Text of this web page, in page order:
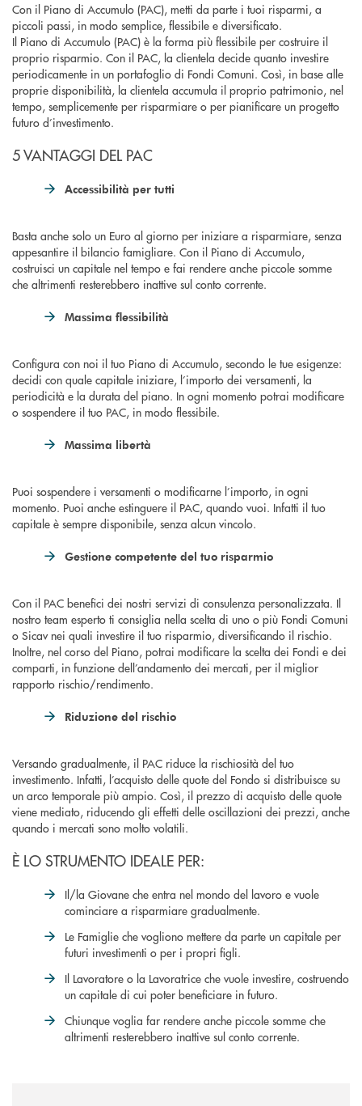
Con il Piano di Accumulo (PAC), metti da parte i tuoi risparmi, a
piccoli passi, in modo semplice, flessibile e diversificato.
Il Piano di Accumulo (PAC) è la forma più flessibile per costruire il
proprio risparmio. Con il PAC, la clientela decide quanto investire
periodicamente in un portafoglio di Fondi Comuni. Così, in base alle
proprie disponibilità, la clientela accumula il proprio patrimonio, nel
tempo, semplicemente per risparmiare o per pianificare un progetto
futuro d’investimento.
5 VANTAGGI DEL PAC
Accessibilità per tutti
Basta anche solo un Euro al giorno per iniziare a risparmiare, senza
appesantire il bilancio famigliare. Con il Piano di Accumulo,
costruisci un capitale nel tempo e fai rendere anche piccole somme
che altrimenti resterebbero inattive sul conto corrente.
Massima flessibilità
Configura con noi il tuo Piano di Accumulo, secondo le tue esigenze:
decidi con quale capitale iniziare, l’importo dei versamenti, la
periodicità e la durata del piano. In ogni momento potrai modificare
o sospendere il tuo PAC, in modo flessibile.
Massima libertà
Puoi sospendere i versamenti o modificarne l’importo, in ogni
momento. Puoi anche estinguere il PAC, quando vuoi. Infatti il tuo
capitale è sempre disponibile, senza alcun vincolo.
Gestione competente del tuo risparmio
Con il PAC benefici dei nostri servizi di consulenza personalizzata. Il
nostro team esperto ti consiglia nella scelta di uno o più Fondi Comuni
o Sicav nei quali investire il tuo risparmio, diversificando il rischio.
Inoltre, nel corso del Piano, potrai modificare la scelta dei Fondi e dei
comparti, in funzione dell’andamento dei mercati, per il miglior
rapporto rischio/rendimento.
Riduzione del rischio
Versando gradualmente, il PAC riduce la rischiosità del tuo
investimento. Infatti, l’acquisto delle quote del Fondo si distribuisce su
un arco temporale più ampio. Così, il prezzo di acquisto delle quote
viene mediato, riducendo gli effetti delle oscillazioni dei prezzi, anche
quando i mercati sono molto volatili.
È LO STRUMENTO IDEALE PER:
Il/la Giovane che entra nel mondo del lavoro e vuole
cominciare a risparmiare gradualmente.
Le Famiglie che vogliono mettere da parte un capitale per
futuri investimenti o per i propri figli.
Il Lavoratore o la Lavoratrice che vuole investire, costruendo
un capitale di cui poter beneficiare in futuro.
Chiunque voglia far rendere anche piccole somme che
altrimenti resterebbero inattive sul conto corrente.